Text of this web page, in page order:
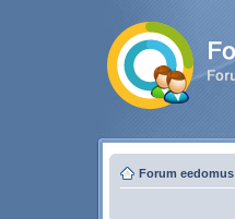
Forum eedomus